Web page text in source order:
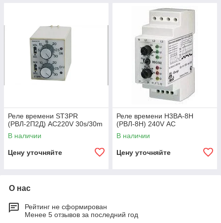
Реле времени ST3PR
(РВЛ-2П2Д) АС220V 30s/30m
В наличии
Цену уточняйте
Реле времени H3BА-8H
(РВЛ-8Н) 240V АC
В наличии
Цену уточняйте
О нас
Рейтинг не сформирован
Менее 5 отзывов за последний год